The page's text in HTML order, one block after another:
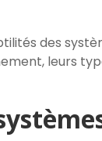
des
leurs